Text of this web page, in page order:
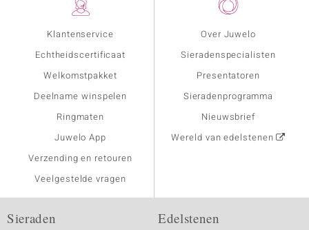
Klantenservice
Echtheidscertificaat
Welkomstpakket
Deelname winspelen
Ringmaten
Juwelo App
Verzending en retouren
Veelgestelde vragen
Over Juwelo
Sieradenspecialisten
Presentatoren
Sieradenprogramma
Nieuwsbrief
Wereld van edelstenen
Sieraden Edelstenen